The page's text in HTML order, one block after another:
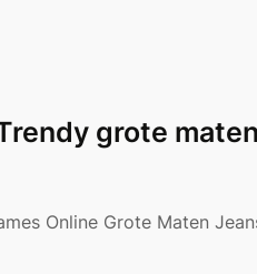
grote
Online Grote Maten